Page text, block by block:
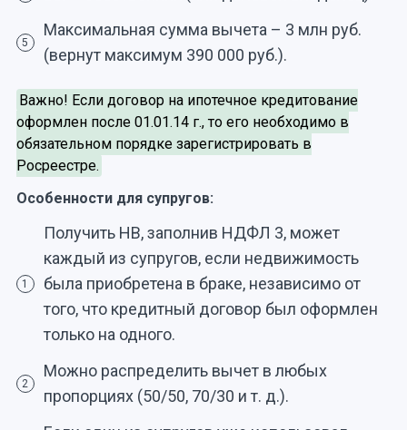
5
Максимальная сумма вычета – 3 млн руб.
(вернут максимум 390 000 руб.).
Важно! Если договор на ипотечное кредитование
оформлен после 01.01.14 г., то его необходимо в
обязательном порядке зарегистрировать в
Росреестре.
Особенности для супругов:
1
Получить НВ, заполнив НДФЛ 3, может
каждый из супругов, если недвижимость
была приобретена в браке, независимо от
того, что кредитный договор был оформлен
только на одного.
2
Можно распределить вычет в любых
пропорциях (50/50, 70/30 и т. д.).